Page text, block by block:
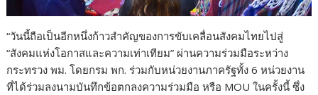
“วันนี้ถือเป็นอีกหนึ่งก้าวสำคัญของการขับเคลื่อนสังคมไทยไปสู่
“สังคมแห่งโอกาสและความเท่าเทียม” ผ่านความร่วมมือระหว่าง
กระทรวง พม. โดยกรม พก. ร่วมกับหน่วยงานภาครัฐทั้ง 6 หน่วยงาน
ที่ได้ร่วมลงนามบันทึกข้อตกลงความร่วมมือ หรือ MOU ในครั้งนี้ ซึ่ง